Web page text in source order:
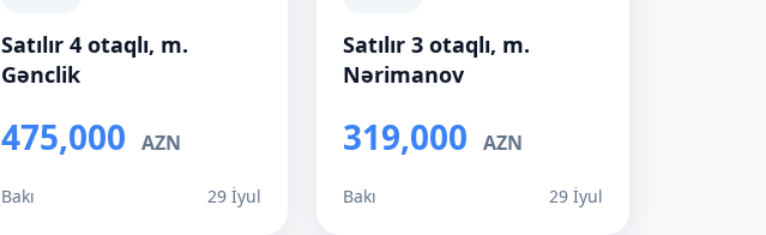
Satılır 4 otaqlı, m.
Gənclik
475,000 AZN
Bakı 29 İyul
Satılır 3 otaqlı, m.
Nərimanov
319,000 AZN
Bakı 29 İyul